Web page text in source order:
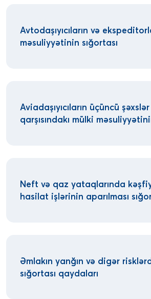
Avtodaşıyıcıların və
məsuliyyətinin sığortası
Aviadaşıyıcıların üçüncü şəxslər
qarşısındakı mülki
Neft və qaz yataqlarında
hasilat işlərinin aparılması
Əmlakın yanğın və digər
sığortası qaydaları